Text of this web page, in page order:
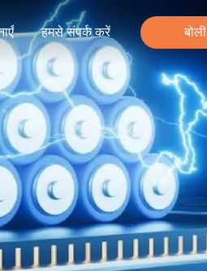
हमसे संपर्क करें बोली